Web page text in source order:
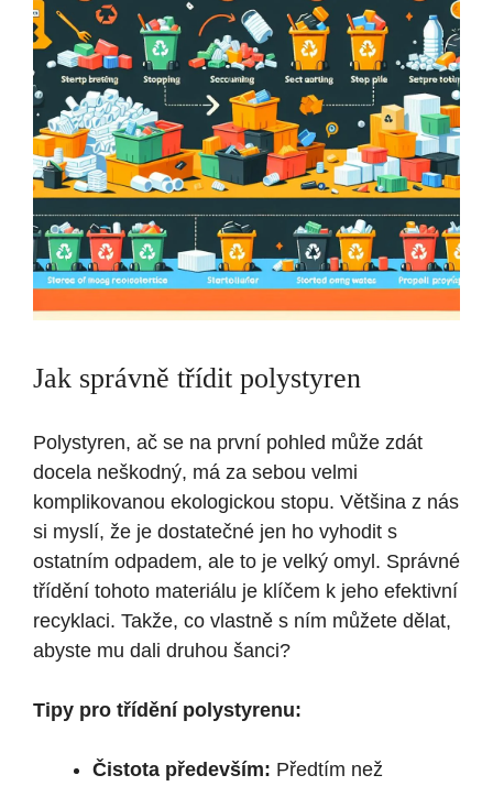
Jak správně třídit polystyren
Polystyren, ač se na první pohled může zdát
docela neškodný, má za sebou velmi
komplikovanou ekologickou stopu. Většina z nás
si myslí, že je dostatečné jen ho vyhodit s
ostatním odpadem, ale to je velký omyl. Správné
třídění tohoto materiálu je klíčem k jeho efektivní
recyklaci. Takže, co vlastně s ním můžete dělat,
abyste mu dali druhou šanci?
Tipy pro třídění polystyrenu:
Čistota především: Předtím než